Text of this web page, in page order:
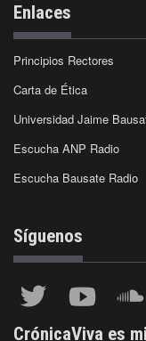
Enlaces
Principios Rectores
Carta de Ética
Universidad Jaime
Escucha ANP Radio
Escucha Bausate Radio
Síguenos
CrónicaViva es